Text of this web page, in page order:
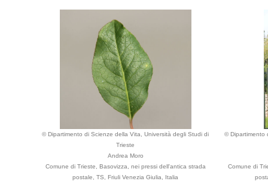
© Dipartimento di Scienze della Vita, Università degli Studi di
Trieste
Andrea Moro
Comune di Trieste, Basovizza, nei pressi dell'antica strada
postale, TS, Friuli Venezia Giulia, Italia
© Dipartimento
Comune di